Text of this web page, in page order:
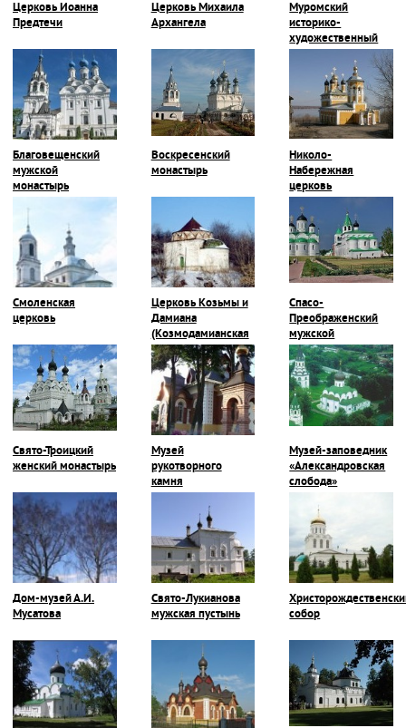
Церковь Иоанна
Предтечи
Церковь Михаила
Архангела
Муромский
историко-
художественный
Благовещенский
мужской
монастырь
Воскресенский
монастырь
Николо-
Набережная
церковь
Смоленская
церковь
Церковь Козьмы и
Дамиана
(Козмодамианская
церковь)
Спасо-
Преображенский
мужской
монастырь
Свято-Троицкий
женский монастырь
Музей
рукотворного
камня
Музей-заповедник
«Александровская
слобода»
Дом-музей А.И.
Мусатова
Свято-Лукианова
мужская пустынь
собор